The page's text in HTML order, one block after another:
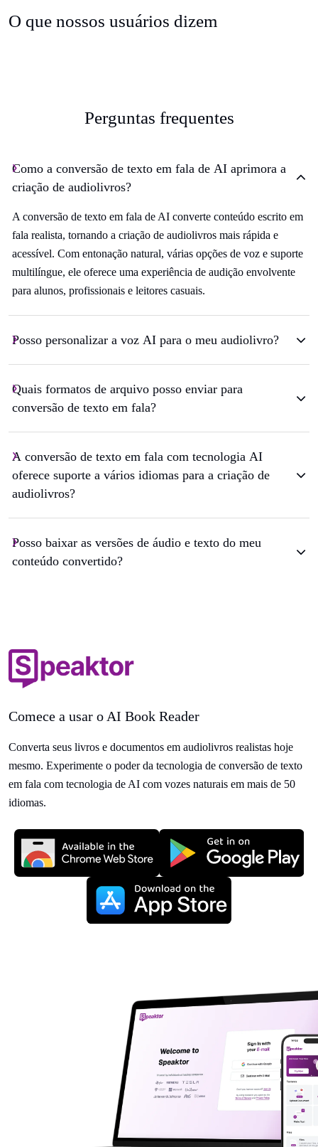
O que nossos usuários dizem
Perguntas frequentes
Como a conversão de texto em fala de AI aprimora a
criação de audiolivros?
A conversão de texto em fala de AI converte conteúdo escrito em
fala realista, tornando a criação de audiolivros mais rápida e
acessível. Com entonação natural, várias opções de voz e suporte
multilíngue, ele oferece uma experiência de audição envolvente
para alunos, profissionais e leitores casuais.
Posso personalizar a voz AI para o meu audiolivro?
Quais formatos de arquivo posso enviar para
conversão de texto em fala?
A conversão de texto em fala com tecnologia AI
oferece suporte a vários idiomas para a criação de
audiolivros?
Posso baixar as versões de áudio e texto do meu
conteúdo convertido?
Comece a usar o AI Book Reader
Converta seus livros e documentos em audiolivros realistas hoje
mesmo. Experimente o poder da tecnologia de conversão de texto
em fala com tecnologia de AI com vozes naturais em mais de 50
idiomas.